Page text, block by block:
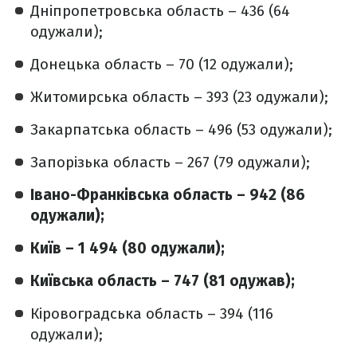
Дніпропетровська область – 436 (64
одужали);
Донецька область – 70 (12 одужали);
Житомирська область – 393 (23 одужали);
Закарпатська область – 496 (53 одужали);
Запорізька область – 267 (79 одужали);
Івано-Франківська область – 942 (86
одужали);
Київ – 1 494 (80 одужали);
Київська область – 747 (81 одужав);
Кіровоградська область – 394 (116
одужали);